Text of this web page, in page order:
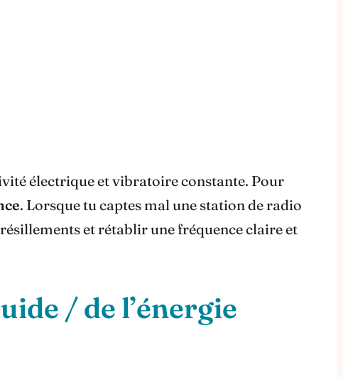
électrique et vibratoire constante. Pour
. Lorsque tu captes mal une station de radio
et rétablir une fréquence claire et
/ de l’énergie